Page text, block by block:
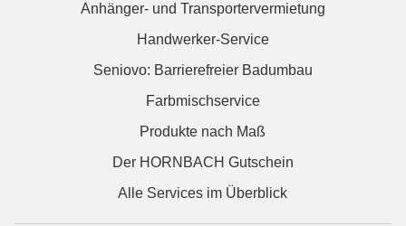
Anhänger- und Transportervermietung
Handwerker-Service
Seniovo: Barrierefreier Badumbau
Farbmischservice
Produkte nach Maß
Der HORNBACH Gutschein
Alle Services im Überblick